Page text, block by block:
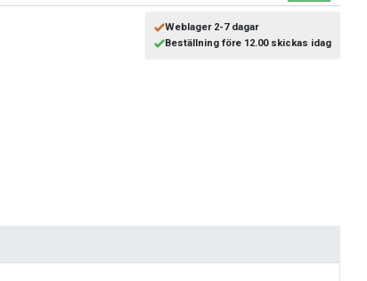
Weblager 2-7 dagar
Beställning före 12.00 skickas idag